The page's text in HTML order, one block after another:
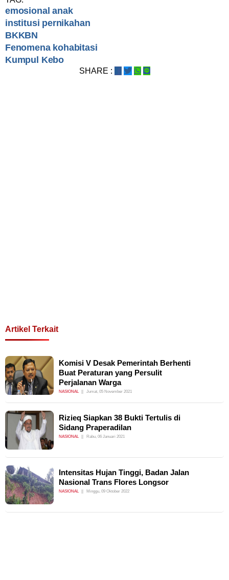
emosional anak
institusi pernikahan
BKKBN
Fenomena kohabitasi
Kumpul Kebo
SHARE :
Artikel Terkait
Komisi V Desak Pemerintah Berhenti
Buat Peraturan yang Persulit
Perjalanan Warga
NASIONAL Jumat, 05 November 2021
Rizieq Siapkan 38 Bukti Tertulis di
Sidang Praperadilan
NASIONAL Rabu, 06 Januari 2021
Intensitas Hujan Tinggi, Badan Jalan
Nasional Trans Flores Longsor
NASIONAL Minggu, 09 Oktober 2022